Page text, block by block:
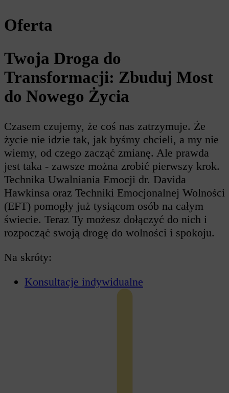
Oferta
Twoja Droga do
Transformacji: Zbuduj Most
do Nowego Życia
Czasem czujemy, że coś nas zatrzymuje. Że
życie nie idzie tak, jak byśmy chcieli, a my nie
wiemy, od czego zacząć zmianę. Ale prawda
jest taka - zawsze można zrobić pierwszy krok.
Technika Uwalniania Emocji dr. Davida
Hawkinsa oraz Techniki Emocjonalnej Wolności
(EFT) pomogły już tysiącom osób na całym
świecie. Teraz Ty możesz dołączyć do nich i
rozpocząć swoją drogę do wolności i spokoju.
Na skróty:
Konsultacje indywidualne